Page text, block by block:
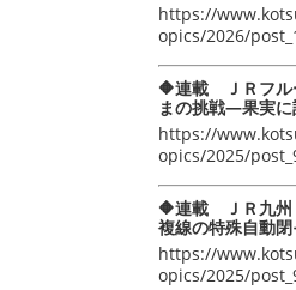
https://
opics/2026/
🔶連載 ＪＲフル
まの挑戦―果実
https://
opics/2025/
🔶連載 ＪＲ九
複線の特殊自動閉
https://
opics/2025/